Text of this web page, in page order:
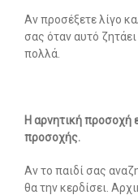
-- Εκπαιδευτικές
-- Ebooks
Επικοινωνία
Search
Αν προσέξετε λίγο
σας όταν αυτό
πολλά.
Η αρνητική προσοχή
προσοχής.
Αν το παιδί σας
θα την κερδίσει.